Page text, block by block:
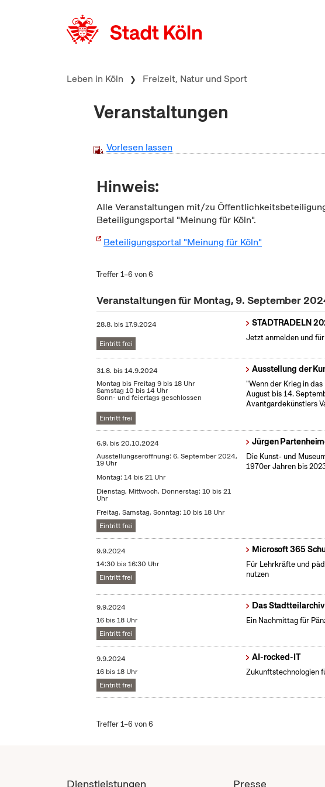
Leben in Köln Freizeit, Natur und Sport
Veranstaltungen
Vorlesen lassen
Hinweis:
Alle Veranstaltungen mit/zu
Beteiligungsportal "Meinung für Köln".
Beteiligungsportal "Meinung für Köln"
Treffer 1–6 von 6
Veranstaltungen für Montag, 9. September
28.8. bis17.9.2024
Eintritt frei
STADTRADELN
Jetzt anmelden und
31.8. bis14.9.2024
Montag bis Freitag 9 bis 18 Uhr
Samstag 10 bis 14 Uhr
Sonn- und feiertags geschlossen
Eintritt frei
Ausstellung der
"Wenn der Krieg in
August bis 14.
Avantgardekünstlers
6.9. bis20.10.2024
Ausstellungseröffnung: 6. September 2024,
19 Uhr
Montag: 14 bis 21 Uhr
Dienstag, Mittwoch, Donnerstag: 10 bis 21
Uhr
Freitag, Samstag, Sonntag: 10 bis 18 Uhr
Eintritt frei
Jürgen
Die Kunst- und
1970er Jahren bis
9.9.2024
14:30 bis 16:30 Uhr
Eintritt frei
Microsoft 365
Für Lehrkräfte und
nutzen
9.9.2024
16 bis 18 Uhr
Eintritt frei
Das
Ein Nachmittag für
9.9.2024
16 bis 18 Uhr
Eintritt frei
AI-rocked-IT
Zukunftstechnologien
Treffer 1–6 von 6
Dienstleistungen Presse